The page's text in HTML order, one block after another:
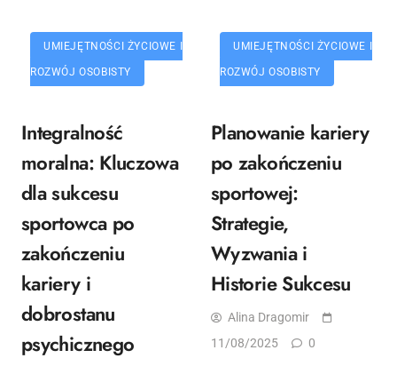
UMIEJĘTNOŚCI ŻYCIOWE I
ROZWÓJ OSOBISTY
Integralność
moralna: Kluczowa
dla sukcesu
sportowca po
zakończeniu
kariery i
dobrostanu
psychicznego
UMIEJĘTNOŚCI ŻYCIOWE I
ROZWÓJ OSOBISTY
Planowanie kariery
po zakończeniu
sportowej:
Strategie,
Wyzwania i
Historie Sukcesu
Alina Dragomir
11/08/2025
0